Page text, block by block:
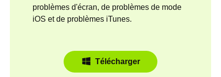
problèmes d'écran, de problèmes de mode
iOS et de problèmes iTunes.
Télécharger